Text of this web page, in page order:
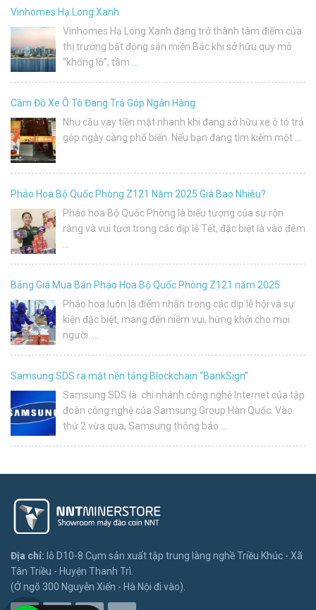
Vinhomes Hạ Long Xanh
Vinhomes Hạ Long Xanh đang trở thành tâm điểm của
thị trường bất động sản miền Bắc khi sở hữu quy mô
“khổng lồ”, tầm …
Cầm Đồ Xe Ô Tô Đang Trả Góp Ngân Hàng
Nhu cầu vay tiền mặt nhanh khi đang sở hữu xe ô tô trả
góp ngày càng phổ biến. Nếu bạn đang tìm kiếm một …
Pháo Hoa Bộ Quốc Phòng Z121 Năm 2025 Giá Bao Nhiêu?
Pháo hoa Bộ Quốc Phòng là biểu tượng của sự rộn
ràng và vui tươi trong các dịp lễ Tết, đặc biệt là vào đêm
…
Bảng Giá Mua Bán Pháo Hoa Bộ Quốc Phòng Z121 năm 2025
Pháo hoa luôn là điểm nhấn trong các dịp lễ hội và sự
kiện đặc biệt, mang đến niềm vui, hứng khởi cho mọi
người. …
Samsung SDS ra mắt nền tảng Blockchain “BankSign”
Samsung SDS là chi nhánh công nghệ Internet của tập
đoàn công nghệ của Samsung Group Hàn Quốc. Vào
thứ 2 vừa qua, Samsung thông báo …
Địa chỉ: lô D10-8 Cụm sản xuất tập trung làng nghề Triều Khúc - Xã
Tân Triều - Huyện Thanh Trì.
(Ở ngõ 300 Nguyễn Xiển - Hà Nội đi vào).